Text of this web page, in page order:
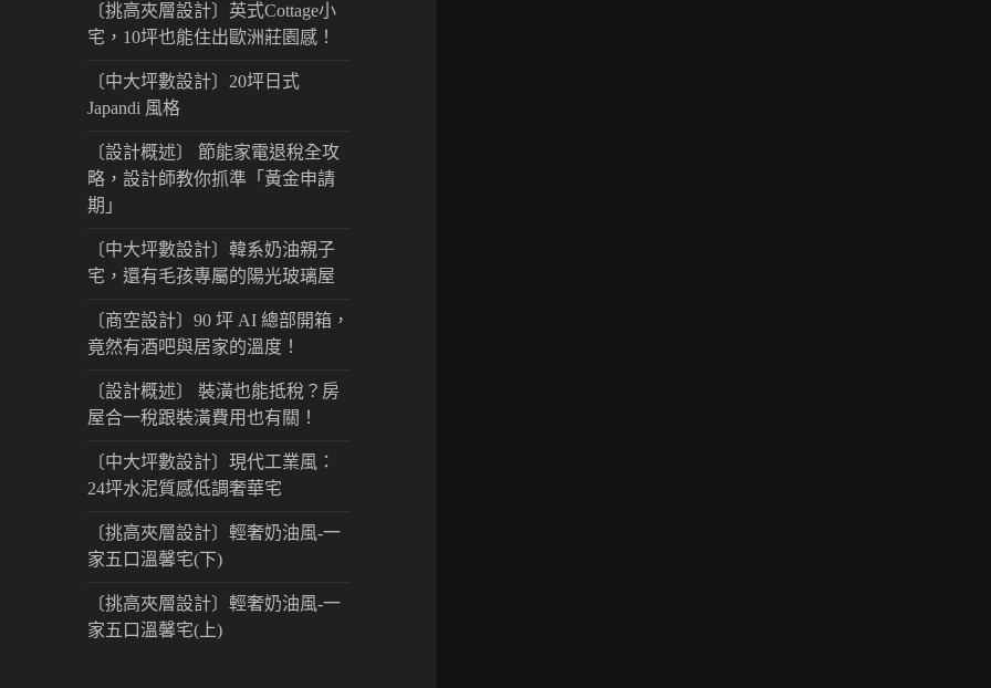
〔挑高夾層設計〕英式Cottage小
宅，10坪也能住出歐洲莊園感！
〔中大坪數設計〕20坪日式
Japandi 風格
〔設計概述〕 節能家電退稅全攻
略，設計師教你抓準「黃金申請
期」
〔中大坪數設計〕韓系奶油親子
宅，還有毛孩專屬的陽光玻璃屋
〔商空設計〕90 坪 AI 總部開箱，
竟然有酒吧與居家的溫度！
〔設計概述〕 裝潢也能抵稅？房
屋合一稅跟裝潢費用也有關！
〔中大坪數設計〕現代工業風：
24坪水泥質感低調奢華宅
〔挑高夾層設計〕輕奢奶油風-一
家五口溫馨宅(下)
〔挑高夾層設計〕輕奢奶油風-一
家五口溫馨宅(上)